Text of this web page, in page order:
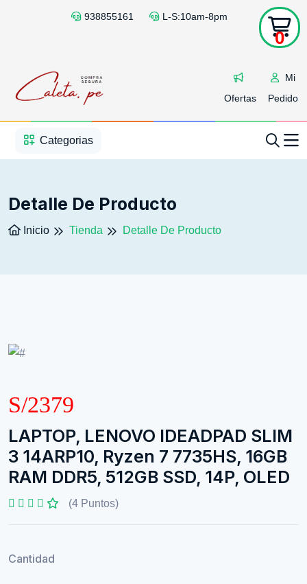
938855161 L-S:10am-8pm
Ofertas
Mi
Pedido
0
Categorias
Detalle De Producto
Inicio Tienda Detalle De Producto
S/2379
LAPTOP, LENOVO IDEADPAD SLIM
3 14ARP10, Ryzen 7 7735HS, 16GB
RAM DDR5, 512GB SSD, 14P, OLED
(4 Puntos)
Cantidad